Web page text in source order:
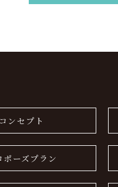
コンセプト
ポーズプラン